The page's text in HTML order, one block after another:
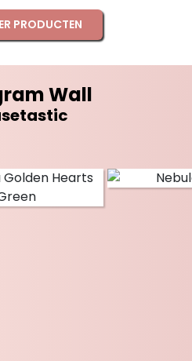
PRODUCTEN
Wall